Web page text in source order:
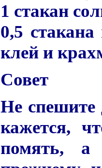
1 стакан
0,5
клей и
Совет
Не спешите
кажется,
помять, а